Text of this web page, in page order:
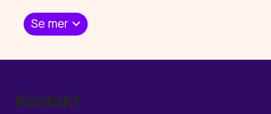
Se mer
Kontakt